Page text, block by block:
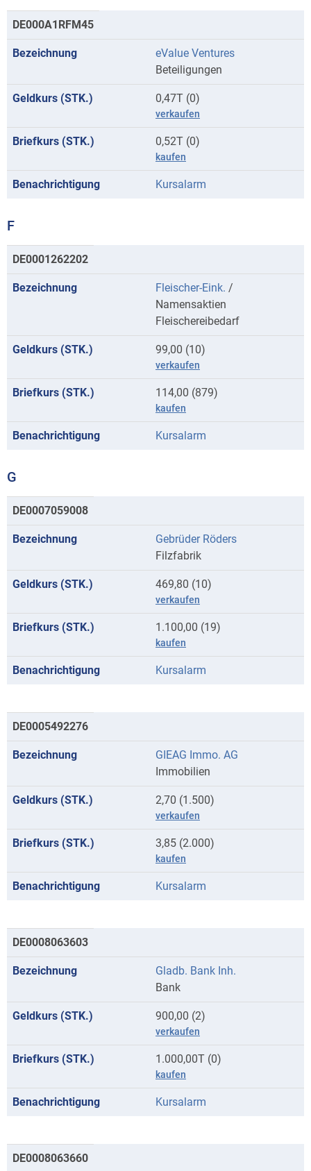
DE000A1RFM45
eValue Ventures
Beteiligungen
0,47T (0)
verkaufen
0,52T (0)
kaufen
Kursalarm
F
Kurse
mit
Anfangsbuchstaben
DE0001262202
Fleischer-Eink. /
Namensaktien
Fleischereibedarf
99,00 (10)
verkaufen
114,00 (879)
kaufen
Kursalarm
G
Kurse
mit
Anfangsbuchstaben
DE0007059008
Gebrüder Röders
Filzfabrik
469,80 (10)
verkaufen
1.100,00 (19)
kaufen
Kursalarm
DE0005492276
GIEAG Immo. AG
Immobilien
2,70 (1.500)
verkaufen
3,85 (2.000)
kaufen
Kursalarm
DE0008063603
Gladb. Bank Inh.
Bank
900,00 (2)
verkaufen
1.000,00T (0)
kaufen
Kursalarm
DE0008063660